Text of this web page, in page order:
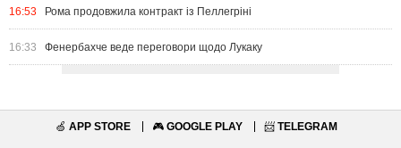
16:53 Рома продовжила контракт із Пеллегріні
16:33 Фенербахче веде переговори щодо Лукаку
🍏 APP STORE 🎮 GOOGLE PLAY 📨 TELEGRAM